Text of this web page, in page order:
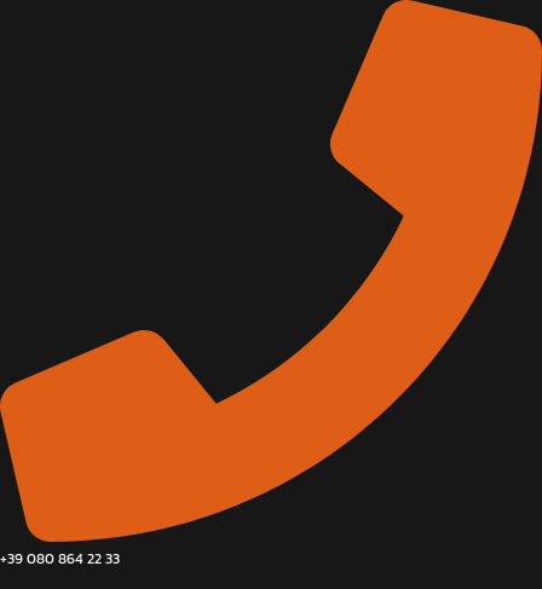
+39 080 864 22 33